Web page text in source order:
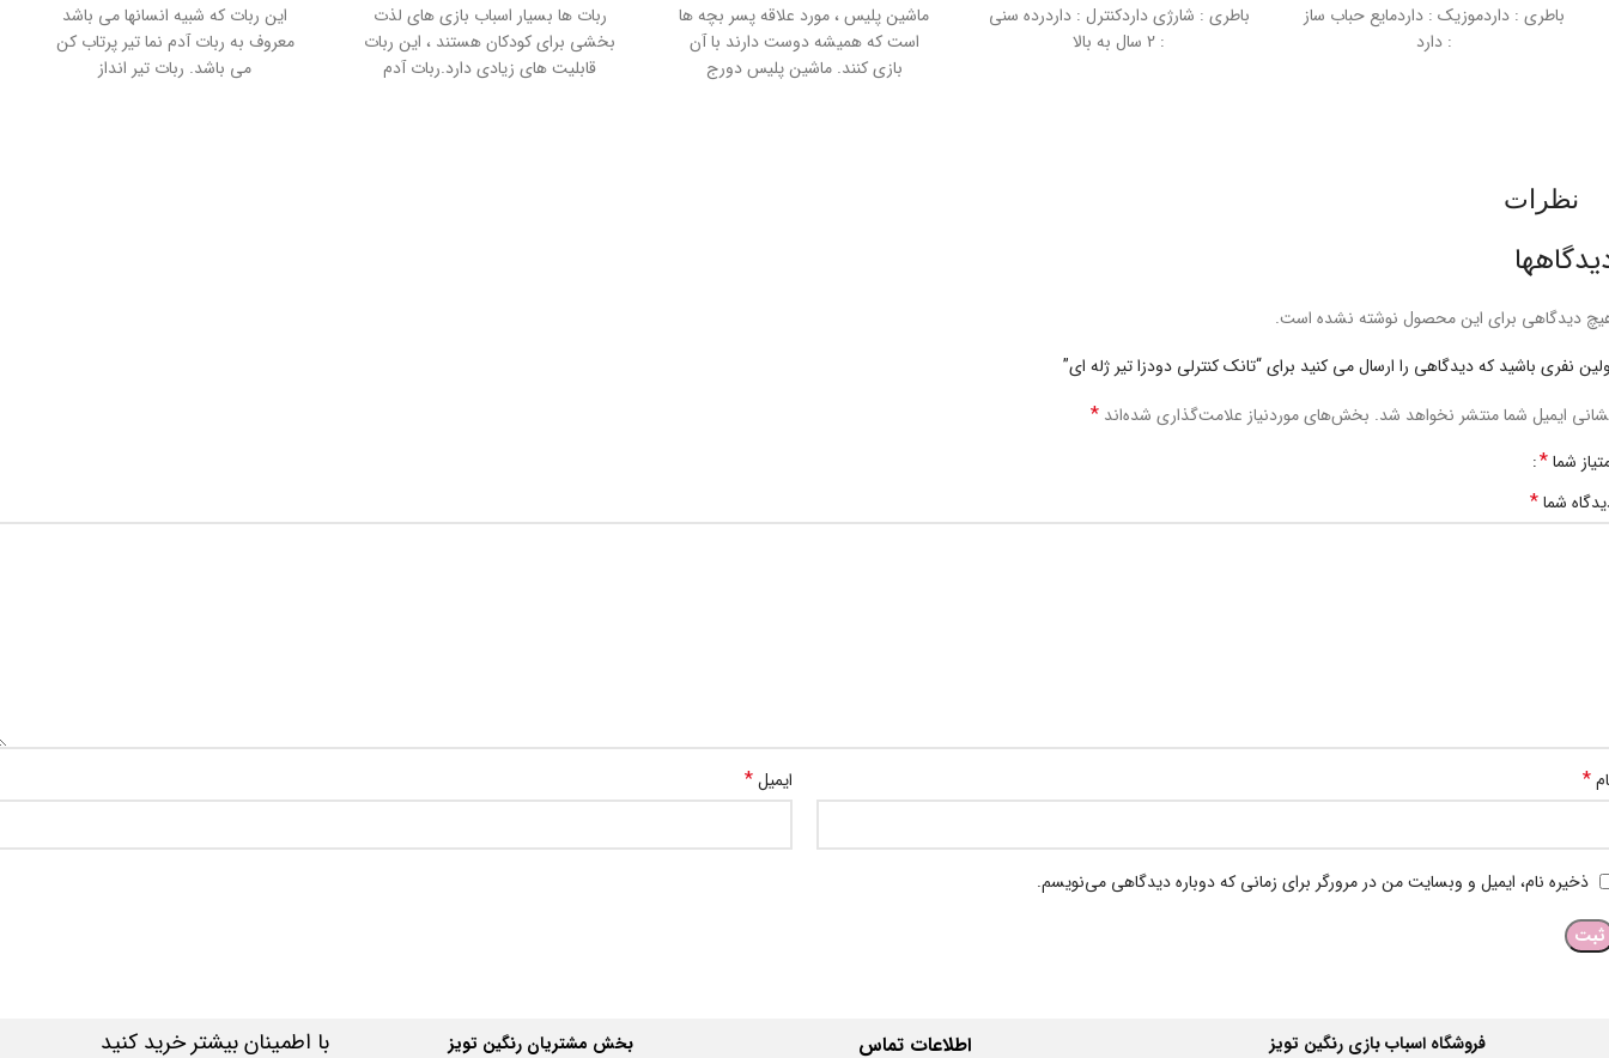
باطری : داردموزیک : داردمایع حباب ساز
: دارد
باطری : شارژی داردکنترل : داردرده سنی
: 2 سال به بالا
ماشین پلیس ، مورد علاقه پسر بچه ها
است که همیشه دوست دارند با آن
بازی کنند. ماشین پلیس دورج
ربات ها بسیار اسباب بازی های لذت
بخشی برای کودکان هستند ، این ربات
قابلیت های زیادی دارد.ربات آدم
این ربات که شبیه انسانها می باشد
معروف به ربات آدم نما تیر پرتاب کن
می باشد. ربات تیر انداز
نظرات
دیدگاهی برای این محصول نوشته نشده است.
نفری باشید که دیدگاهی را ارسال می کنید برای “تانک کنترلی دودزا تیر ژله ای”
ایمیل شما منتشر نخواهد شد. بخش‌های موردنیاز علامت‌گذاری شده‌اند *
شما*
شما*
* ایمیل*
ذخیره نام، ایمیل و وبسایت من در مرورگر برای زمانی که دوباره دیدگاهی می‌نویسم.
فروشگاه اسباب بازی رنگین تویز اطلاعات تماس بخش مشتریان رنگین تویز با اطمینان بیشتر خرید کنید